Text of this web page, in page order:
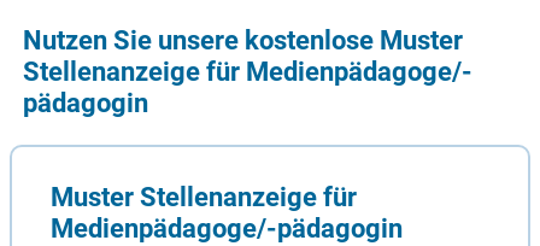
Nutzen Sie unsere kostenlose Muster
Stellenanzeige für Medienpädagoge/-
pädagogin
Muster Stellenanzeige für
Medienpädagoge/-pädagogin